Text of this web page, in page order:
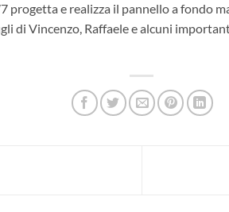
e realizza il pannello a fondo
di Vincenzo, Raffaele e alcuni